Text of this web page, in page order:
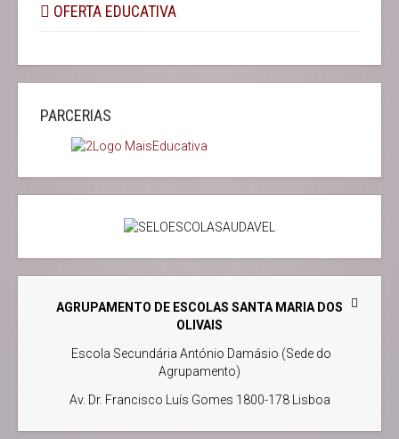
OFERTA EDUCATIVA
PARCERIAS
AGRUPAMENTO DE ESCOLAS SANTA MARIA DOS
OLIVAIS
Escola Secundária António Damásio (Sede do
Agrupamento)
Av. Dr. Francisco Luís Gomes 1800-178 Lisboa